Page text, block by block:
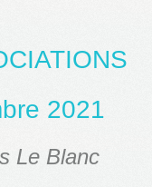
2021
Le Blanc